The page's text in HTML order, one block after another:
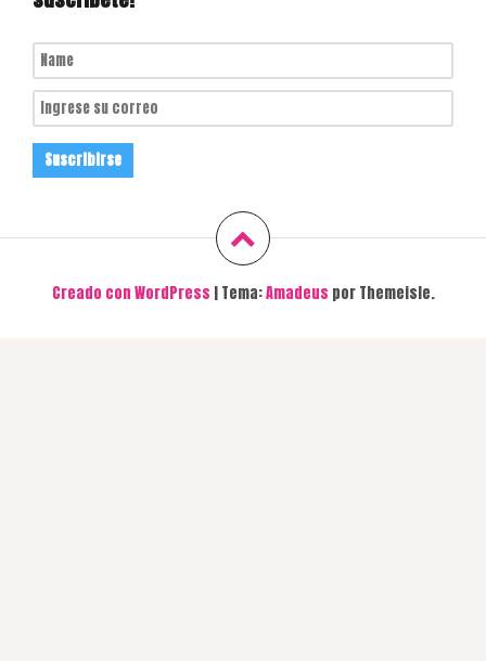
Creado con WordPress |Tema:Amadeus por Themeisle.